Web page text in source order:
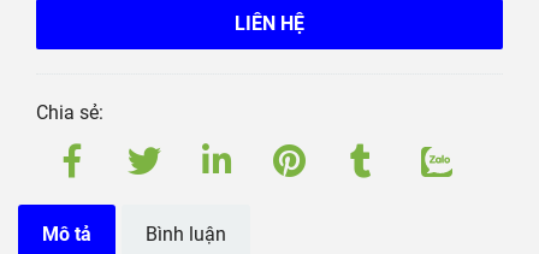
LIÊN HỆ
Chia sẻ:
Mô tả Bình luận